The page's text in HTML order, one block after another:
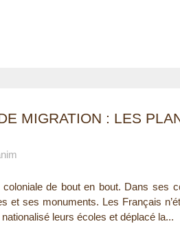
MIGRATION : LES
de bout en bout. Dans ses
et ses monuments. Les Français
leurs écoles et déplacé la...